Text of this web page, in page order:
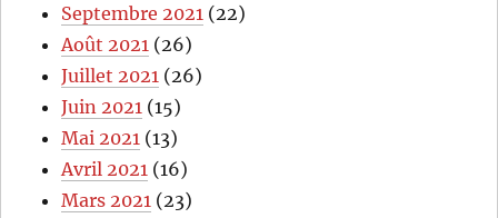
Septembre 2021 (22)
Août 2021 (26)
Juillet 2021 (26)
Juin 2021 (15)
Mai 2021 (13)
Avril 2021 (16)
Mars 2021 (23)